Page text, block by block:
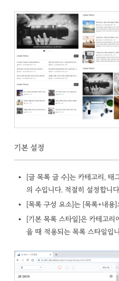
기본 설정
[글 목록 글 수]는 카테고리, 태
의 수입니다. 적절히 설정합니
[목록 구성 요소]는 [목록+내용]
[기본 목록 스타일]은 카테고
을 때 적용되는 목록 스타일입